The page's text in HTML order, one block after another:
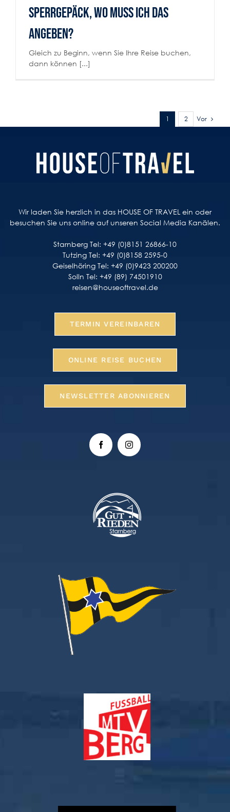
Sperrgepäck, wo muss ich das
angeben?
Gleich zu Beginn, wenn Sie Ihre Reise buchen,
dann können [...]
1 2 Vor
Wir laden Sie herzlich in das HOUSE OF TRAVEL ein oder
besuchen Sie uns online auf unseren Social Media Kanälen.
Starnberg Tel: +49 (0)8151 26866-10
Tutzing Tel: +49 (0)8158 2595-0
Geiselhöring Tel: +49 (0)9423 200200
Solln Tel: +49 (89) 74501910
reisen@houseoftravel.de
TERMIN VEREINBAREN
ONLINE REISE BUCHEN
NEWSLETTER ABONNIEREN